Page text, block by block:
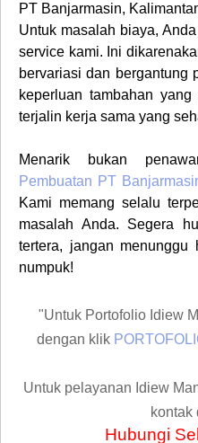
PT Banjarmasin,
Untuk masalah biaya,
service kami. Ini
bervariasi dan bergantung
keperluan tambahan
terjalin kerja sama yang
Menarik bukan
Pembuatan PT
Kami memang selalu
masalah Anda. Segera
tertera, jangan menunggu
numpuk!
"Untuk Portofolio Idiew
dengan klik
Untuk pelayanan Idiew
kontak
Hubungi